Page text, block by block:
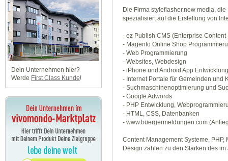
Dein Unternehmen hier?
Werde First Class Kunde!
Die Firma styleflasher.new media,
spezialisiert auf die Erstellung von
- ez Publish CMS (Enterprise
- Magento Online Shop
- Web Programmierung
- Websites, Webdesign
- iPhone und Android App Entwicklung
- Internet Portale für Gemeinden und
- Suchmaschinenoptimierung und
- Google Adwords
- PHP Entwicklung,
- HTML, CSS, Datenbanken
- www.buergermeldungen.com
Content Management Systeme,
Design zählen zu den Stärken des